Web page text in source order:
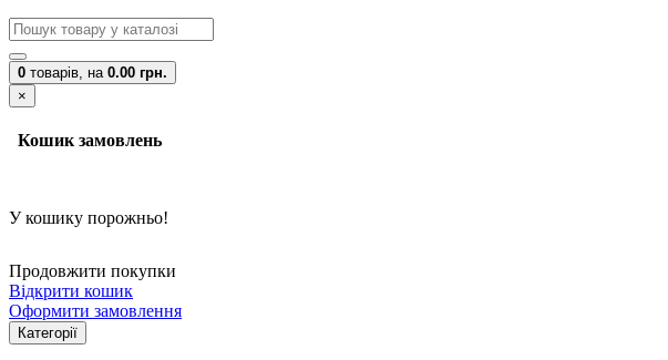
0 товарів, на 0.00 грн.
×
Кошик замовлень
У кошику порожньо!
Продовжити покупки
Відкрити кошик
Оформити замовлення
Категорії